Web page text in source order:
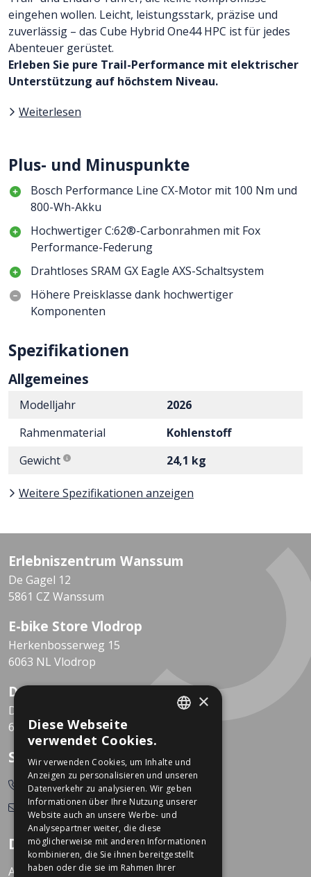
eingehen wollen. Leicht, leistungsstark, präzise und
zuverlässig – das Cube Hybrid One44 HPC ist für jedes
Abenteuer gerüstet.
Erleben Sie pure Trail-Performance mit elektrischer
Unterstützung auf höchstem Niveau.
Weiterlesen
Plus- und Minuspunkte
Bosch Performance Line CX-Motor mit 100 Nm und
800-Wh-Akku
Hochwertiger C:62®-Carbonrahmen mit Fox
Performance-Federung
Drahtloses SRAM GX Eagle AXS-Schaltsystem
Höhere Preisklasse dank hochwertiger
Komponenten
Spezifikationen
Allgemeines
Modelljahr
2026
Rahmenmaterial
Kohlenstoff
Gewicht
24,1 kg
Weitere Spezifikationen anzeigen
Erlebniszentrum Wanssum
De Gagel 12
5861 CZ Wanssum
E-bike Store Vlodrop
Herkenbosserweg 15
6063 NL Vlodrop
Dekkers Valkenburg
De Leeuwhof 7
6301 KZ Valkenburg
So erreichen Sie uns
0478-532166
info@dekkerstweewielers.nl
Dekkers Zweiräder
Arbeiten bei Dekkers
×
Diese Webseite
verwendet Cookies.
Wir verwenden Cookies, um Inhalte und
Anzeigen zu personalisieren und unseren
Datenverkehr zu analysieren. Wir geben
Informationen über Ihre Nutzung unserer
Website auch an unsere Werbe- und
Analysepartner weiter, die diese
möglicherweise mit anderen Informationen
kombinieren, die Sie ihnen bereitgestellt
haben oder die sie im Rahmen Ihrer